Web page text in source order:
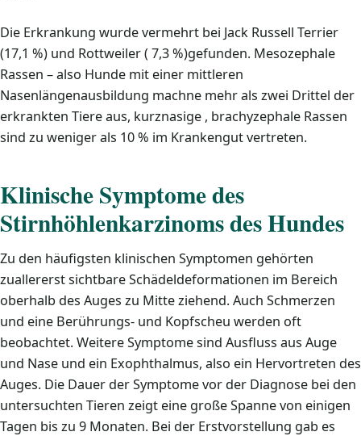
Die Erkrankung wurde vermehrt bei Jack Russell Terrier
(17,1 %) und Rottweiler ( 7,3 %)gefunden. Mesozephale
Rassen – also Hunde mit einer mittleren
Nasenlängenausbildung machne mehr als zwei Drittel der
erkrankten Tiere aus, kurznasige , brachyzephale Rassen
sind zu weniger als 10 % im Krankengut vertreten.
Klinische Symptome des
Stirnhöhlenkarzinoms des Hundes
Zu den häufigsten klinischen Symptomen gehörten
zuallererst sichtbare Schädeldeformationen im Bereich
oberhalb des Auges zu Mitte ziehend. Auch Schmerzen
und eine Berührungs- und Kopfscheu werden oft
beobachtet. Weitere Symptome sind Ausfluss aus Auge
und Nase und ein Exophthalmus, also ein Hervortreten des
Auges. Die Dauer der Symptome vor der Diagnose bei den
untersuchten Tieren zeigt eine große Spanne von einigen
Tagen bis zu 9 Monaten. Bei der Erstvorstellung gab es